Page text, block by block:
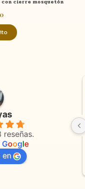
con cierre mosquetón
reseñas.
Google
en
con amabilidad y